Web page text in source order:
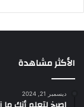
الأكثر مشاهدة
ديسمبر 21, 2024